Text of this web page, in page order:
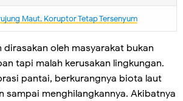
Maut, Koruptor Tetap Tersenyum
dirasakan oleh masyarakat bukan
tapi malah kerusakan lingkungan.
pantai, berkurangnya biota laut
sampai menghilangkannya. Akibatnya